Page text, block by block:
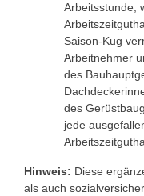
Arbeitsstunde,
Saison-Kug
Arbeitnehmer
des
des
jede
Hinweis: Diese
als auch